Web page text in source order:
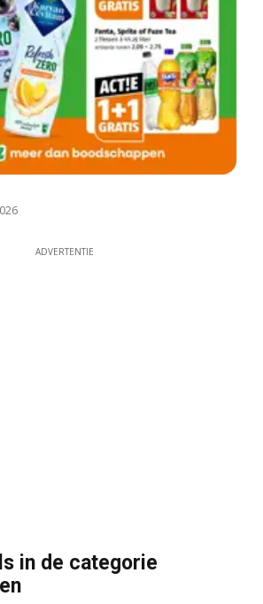
ADVERTENTIE
in de categorie